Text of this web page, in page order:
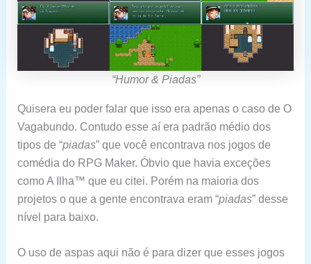
“Humor & Piadas”
Quisera eu poder falar que isso era apenas o caso de O
Vagabundo. Contudo esse aí era padrão médio dos
tipos de “piadas” que você encontrava nos jogos de
comédia do RPG Maker. Óbvio que havia exceções
como A Ilha™ que eu citei. Porém na maioria dos
projetos o que a gente encontrava eram “piadas” desse
nível para baixo.
O uso de aspas aqui não é para dizer que esses jogos